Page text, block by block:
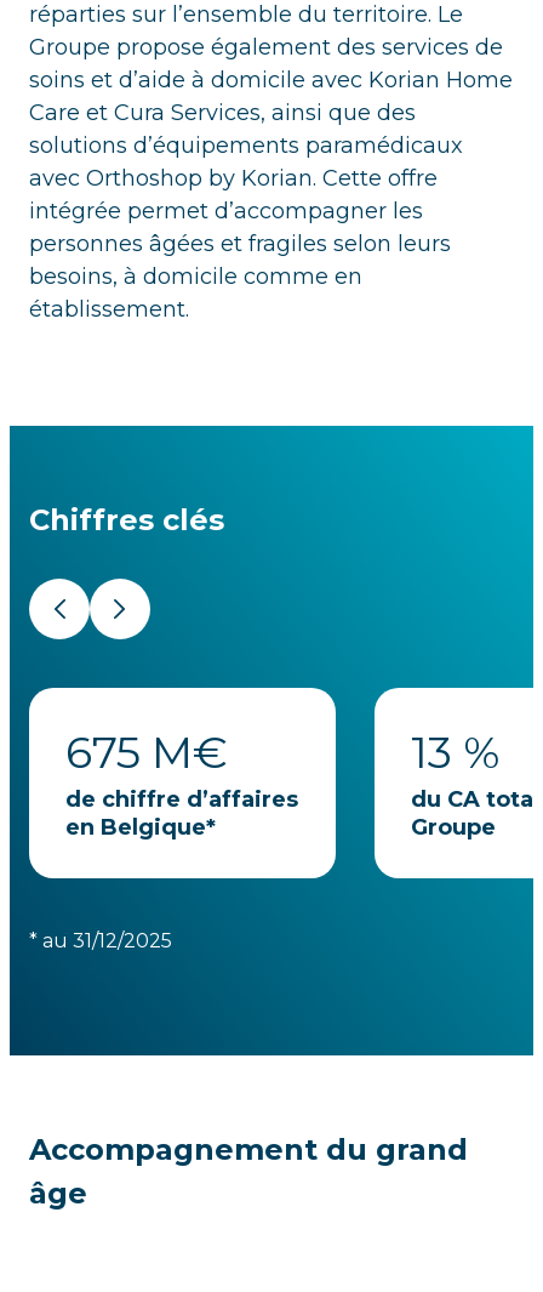
réparties sur l’ensemble du territoire. Le
Groupe propose également des services de
soins et d’aide à domicile avec Korian Home
Care et Cura Services, ainsi que des
solutions d’équipements paramédicaux
avec Orthoshop by Korian. Cette offre
intégrée permet d’accompagner les
personnes âgées et fragiles selon leurs
besoins, à domicile comme en
établissement.
Chiffres clés
PrécédentSuivant
675 M€
de chiffre d’affaires
en Belgique*
13 %
du CA
Groupe
* au 31/12/2025
Accompagnement du grand
âge